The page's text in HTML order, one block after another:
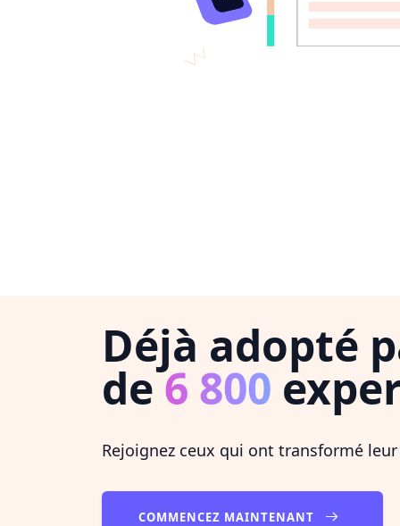
Déjà adopté
de6 800
Rejoignez ceux qui ont transformé
COMMENCEZ MAINTENANT